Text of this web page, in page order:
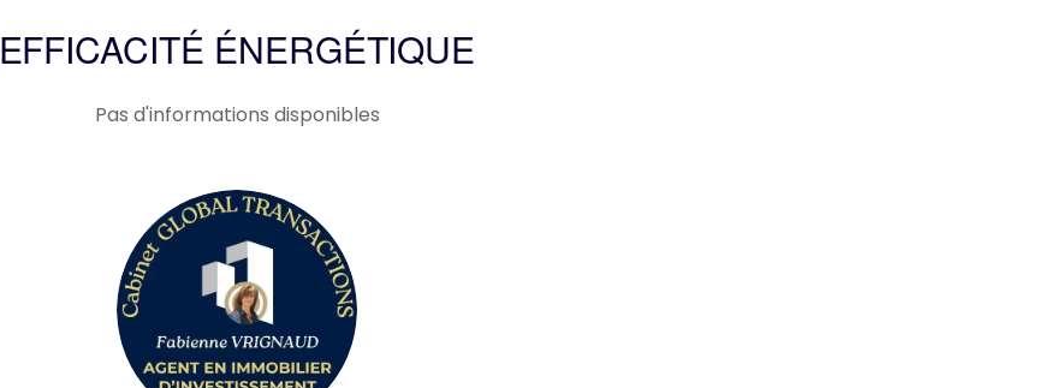
EFFICACITÉ ÉNERGÉTIQUE
Pas d'informations disponibles